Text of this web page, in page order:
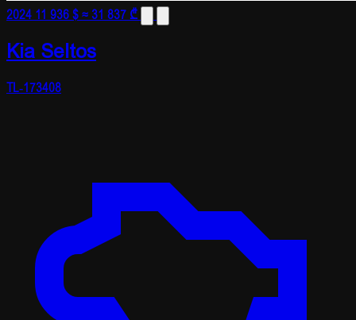
2024 11 936 $≈ 31 837 ₾
Kia Seltos
TL-173408